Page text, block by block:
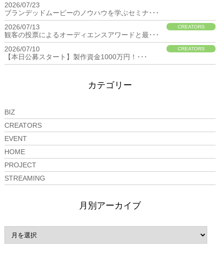
2026/07/23
ブランデッドムービーのノウハウを学ぶセミナ･･･
2026/07/13
CREATORS
観客の投票によるオーディエンスアワードと最･･･
2026/07/10
CREATORS
【本日公募スタート】製作資金1000万円！･･･
カテゴリー
BIZ
CREATORS
EVENT
HOME
PROJECT
STREAMING
月別アーカイブ